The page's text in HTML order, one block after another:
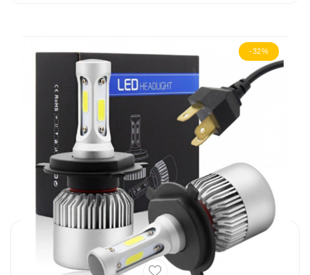
-32%